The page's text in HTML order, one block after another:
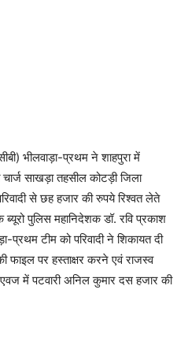
भीलवाड़ा-प्रथम ने शाहपुरा में
चार्ज साखड़ा तहसील कोटड़ी जिला
से छह हजार की रुपये रिश्वत लेते
ब्यूरो पुलिस महानिदेशक डॉ. रवि प्रकाश
प्रथम टीम को परिवादी ने शिकायत दी
पर हस्ताक्षर करने एवं राजस्व
में पटवारी अनिल कुमार दस हजार की